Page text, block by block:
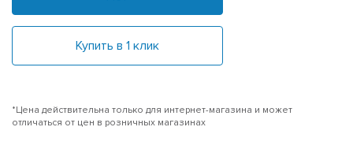
Купить в 1 клик
*Цена действительна только для интернет-магазина и может
отличаться от цен в розничных магазинах